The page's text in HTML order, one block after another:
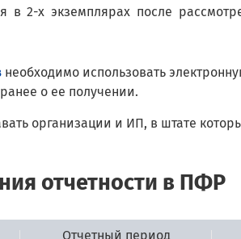
в 2-х экземплярах после
необходимо использовать
о ее получении.
организации и ИП, в штате
отчетности в ПФР
Отчетный период